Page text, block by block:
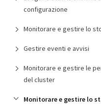
configurazione
Monitorare e gestire lo
Gestire eventi e avvisi
Monitorare e gestire le
del cluster
Monitorare e gestire lo